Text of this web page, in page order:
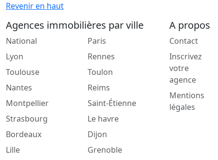
Revenir en haut
Agences immobilières par ville
National
Lyon
Toulouse
Nantes
Montpellier
Strasbourg
Bordeaux
Lille
Paris
Rennes
Toulon
Reims
Saint-Étienne
Le havre
Dijon
Grenoble
A propos
Contact
Inscrivez
votre
agence
Mentions
légales